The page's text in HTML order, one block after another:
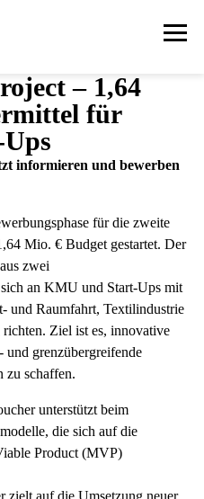
– 1,64
für
informieren und bewerben
für die zweite
Mio. € Budget gestartet. Der
zwei
an KMU und Start-Ups mit
und Raumfahrt, Textilindustrie
Ziel ist es, innovative
und grenzübergreifende
zu schaffen.
unterstützt beim
die sich auf die
Product (MVP)
zielt auf die Umsetzung neuer